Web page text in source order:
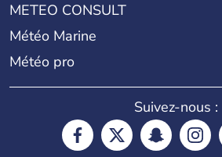
METEO CONSULT
Météo Marine
Météo pro
Suivez-nous :